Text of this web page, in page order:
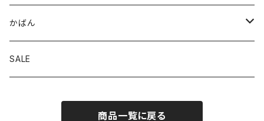
パンツ
スカート
かばん
トート
SALE
商品一覧に戻る